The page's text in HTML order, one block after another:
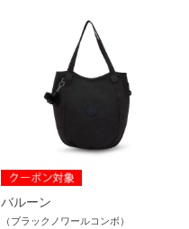
バルーン
（ブラックノワールコンボ）